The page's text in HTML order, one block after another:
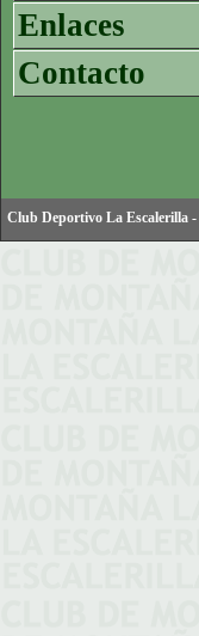
Enlaces
Contacto
Club Deportivo La Escalerilla -